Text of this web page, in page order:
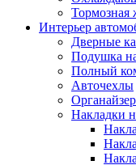
Тормозная
Интерьер
Дверные
Подушка
Полный
Авточехлы
Накладки